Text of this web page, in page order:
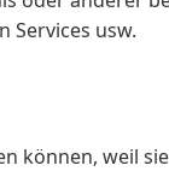
Services usw.
können, weil